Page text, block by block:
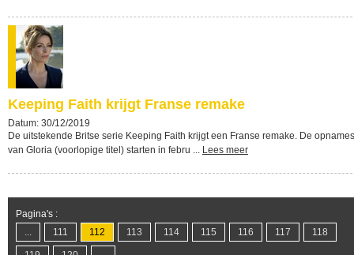
Keeping Faith krijgt Franse remake
Datum: 30/12/2019
De uitstekende Britse serie Keeping Faith krijgt een Franse remake. De opnames
van Gloria (voorlopige titel) starten in febru ... Lees meer
Pagina's :
...
111 112 113 114 115 116 117 118